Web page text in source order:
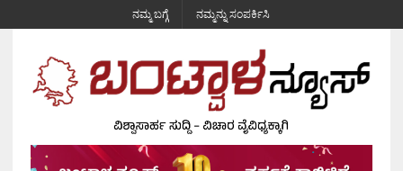
ನಮ್ಮ ಬಗ್ಗೆ ನಮ್ಮನ್ನು ಸಂಪರ್ಕಿಸಿ